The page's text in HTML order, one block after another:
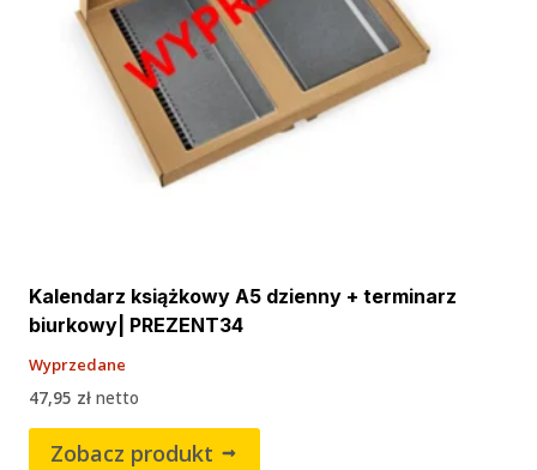
Kalendarz książkowy A5 dzienny + terminarz
biurkowy| PREZENT34
Wyprzedane
47,95 zł netto
Zobacz produkt